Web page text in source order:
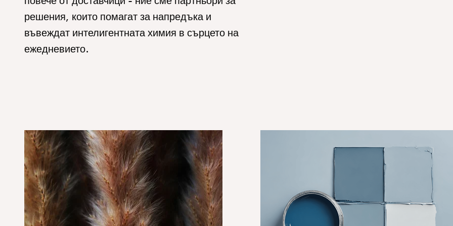
решения, които помагат за напредъка и
въвеждат интелигентната химия в сърцето на
ежедневието.
1_Agriculture hero.jpg 1_CASE hero.png